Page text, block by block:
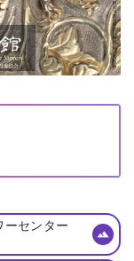
ーセンター